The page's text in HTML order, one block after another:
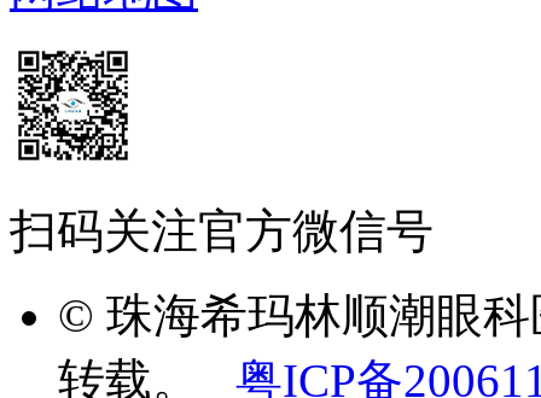
扫码关注官方微信号
© 珠海希玛林顺潮眼
转载。
粤ICP备